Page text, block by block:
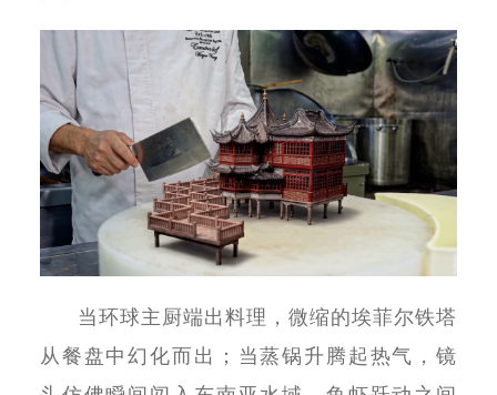
当环球主厨端出料理，微缩的埃菲尔铁塔
从餐盘中幻化而出；当蒸锅升腾起热气，镜